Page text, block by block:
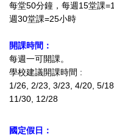
每堂50分鐘，每週15堂課
週30堂課=25小時
開課時間：
每週一可開課。
學校建議開課時間 :
1/26, 2/23, 3/23, 4/20, 5/
11/30, 12/28
國定假日：